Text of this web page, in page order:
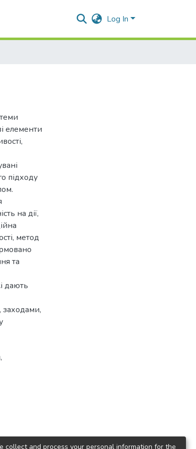
Log In
елементи
підходу
на дії,
метод
та
дають
заходами,
,
collect and process your personal information for the